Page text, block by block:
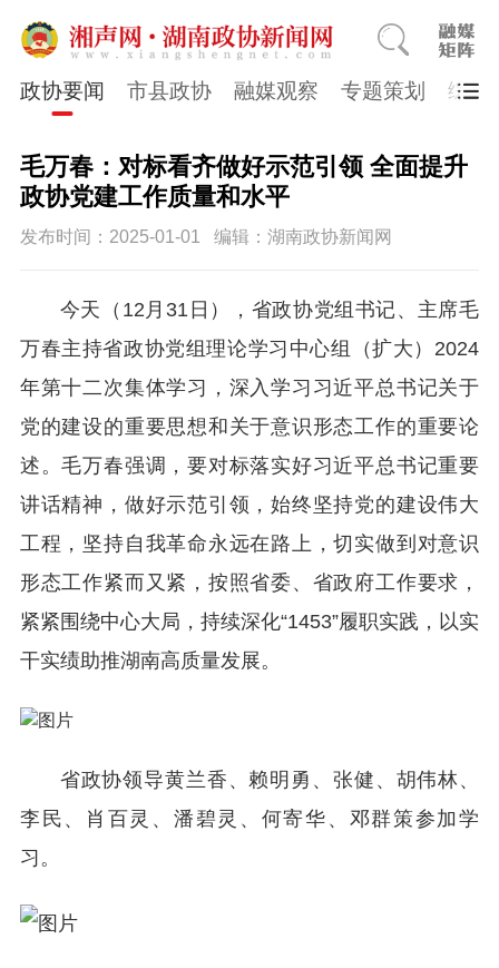
政协要闻 市县政协 融媒观察 专题策划 综合
毛万春：对标看齐做好示范引领 全面提升
政协党建工作质量和水平
发布时间：2025-01-01 编辑：湖南政协新闻网
今天（12月31日），省政协党组书记、主席毛
万春主持省政协党组理论学习中心组（扩大）2024
年第十二次集体学习，深入学习习近平总书记关于
党的建设的重要思想和关于意识形态工作的重要论
述。毛万春强调，要对标落实好习近平总书记重要
讲话精神，做好示范引领，始终坚持党的建设伟大
工程，坚持自我革命永远在路上，切实做到对意识
形态工作紧而又紧，按照省委、省政府工作要求，
紧紧围绕中心大局，持续深化“1453”履职实践，以实
干实绩助推湖南高质量发展。
省政协领导黄兰香、赖明勇、张健、胡伟林、
李民、肖百灵、潘碧灵、何寄华、邓群策参加学
习。